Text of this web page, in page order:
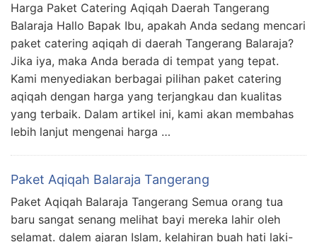
Harga Paket Catering Aqiqah Daerah Tangerang
Balaraja Hallo Bapak Ibu, apakah Anda sedang mencari
paket catering aqiqah di daerah Tangerang Balaraja?
Jika iya, maka Anda berada di tempat yang tepat.
Kami menyediakan berbagai pilihan paket catering
aqiqah dengan harga yang terjangkau dan kualitas
yang terbaik. Dalam artikel ini, kami akan membahas
lebih lanjut mengenai harga …
Paket Aqiqah Balaraja Tangerang
Paket Aqiqah Balaraja Tangerang Semua orang tua
baru sangat senang melihat bayi mereka lahir oleh
selamat. dalem ajaran Islam, kelahiran buah hati laki-